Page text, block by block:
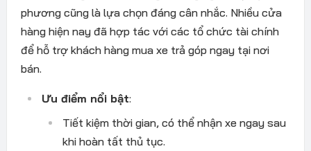
phương cũng là lựa chọn đáng cân nhắc. Nhiều cửa
hàng hiện nay đã hợp tác với các tổ chức tài chính
để hỗ trợ khách hàng mua xe trả góp ngay tại nơi
bán.
Ưu điểm nổi bật:
Tiết kiệm thời gian, có thể nhận xe ngay sau
khi hoàn tất thủ tục.